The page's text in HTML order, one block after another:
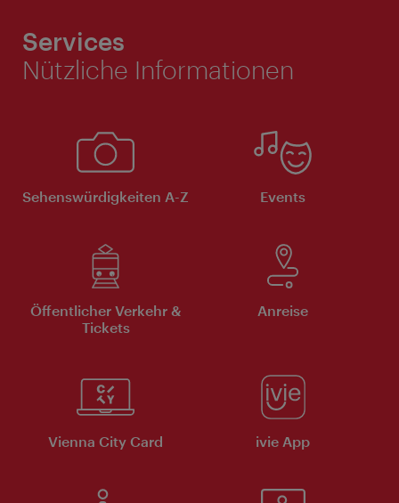
Services
Nützliche Informationen
Sehenswürdigkeiten A-Z Events
Öffentlicher Verkehr &
Tickets
Anreise
Vienna City Card ivie App